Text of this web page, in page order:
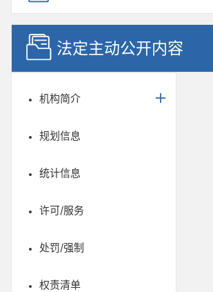
法定主动公开内容
机构简介
规划信息
统计信息
许可/服务
处罚/强制
权责清单